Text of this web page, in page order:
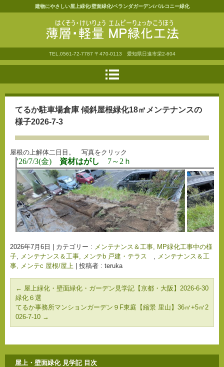
薄層・軽量ＭＰ緑化工法
建物にやさしい屋上緑化/壁面緑化/ベランダガーデン/バルコニー緑化
TEL. 0561-72-7787 〒470-0113 愛知県日進市栄2-604
てるか駐車場倉庫 傾斜屋根緑化18㎡メンテナンスの
様子2026-7-3
屋根の上解体二日目。 写真をクリック
2026年7月6日 カテゴリー : メンテナンス＆工事, MP緑化工事中の様
子, メンテナンス＆工事, メンテb 戸建・テラス , メンテナンス＆工
事, メンテc 屋根/屋上
投稿者 : teruka
← 屋上緑化・壁面緑化・ガーデン見学記【京都・大阪】2026-6-30
緑化６選
てるか事務所マンションガーデン９F東庭【縮景 里山】36㎡+5㎡2
026-7-10 →
屋上・壁面緑化 見学記 目次